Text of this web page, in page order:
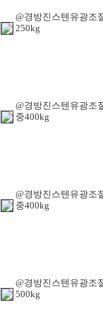
@경방진스텐유광조
250kg
@경방진스텐유광조
중400kg
@경방진스텐유광조
중400kg
@경방진스텐유광조
500kg